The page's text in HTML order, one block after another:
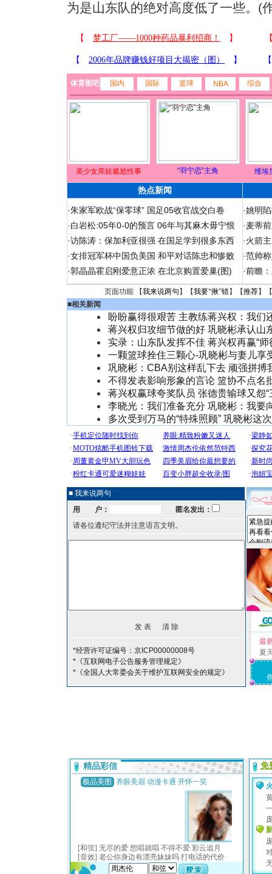
为是山东队的绝对高度低了一些。(
体育图吧 国内 国际 篮球 NBA 综合
美少女库娃尴尬性事 “羽宁恋”主角 维埃
热点新闻
·朱家军欧战“保零球” 国足05收官战交白卷
·白岩松:05年0-0的预言 06年与其麻木毋宁恨
·访陈涛：保加利亚很强 在国足学到很多东西
·女排冠军杯中国负美国 和平对话陈忠和惨败
·郭晶晶霍启刚爱意正浓 在北京购置爱巢(图)
·姚明
·麦蒂
·火箭
·范帅
·前瞻
页面功能 【我来说两句 】【我要“揪”错】【推荐】
■相关新闻
盼盼赢得很艰苦 主教练蒋兴权：我们
蒋兴权归攻细节做的好 巩晓彬承认山
实录：山东队发挥不佳 蒋兴权再赢“师
一颗篮球拴住三颗心-巩晓彬与妻儿享
巩晓彬：CBA别这样乱下去 顽强拼搏
不得发表影响形象的言论 篮协不点名
蒋兴权赢球夸奖队员 张德贵输球又怨“
李晓光：我们准备充分 巩晓彬：我要
多次受到万马的“特殊照顾” 巩晓彬这
■ 我来说两句
用 户：
匿名发出：
请各位遵纪守法并注意语言文明。
*经营许可证编号：京ICP00000008号
*《互联网电子公告服务管理规定》
*《全国人大常委会关于维护互联网安全的规定》
最
夏